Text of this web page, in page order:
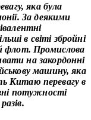
яка була
За деякими
в світі збройні
флот. Промислова
на закордонні
машину, яка
Китаю перевагу в
потужності